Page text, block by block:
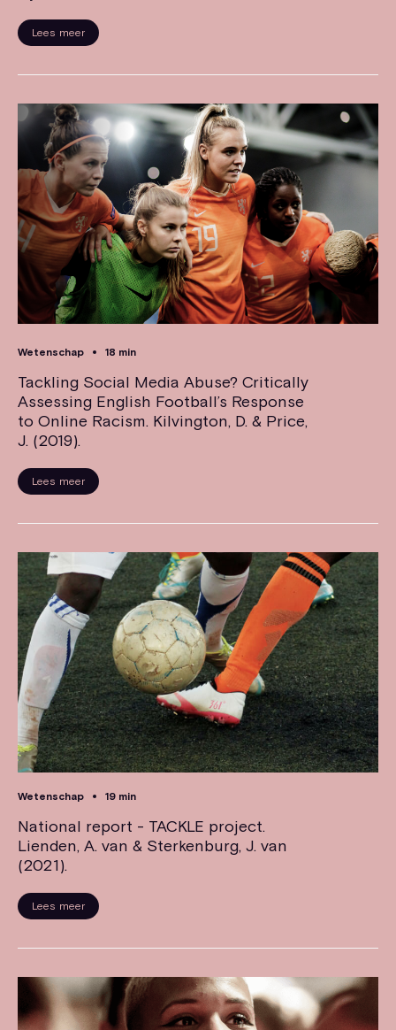
Lees meer
Wetenschap 18 min
Tackling Social Media Abuse? Critically
Assessing English Football’s Response
to Online Racism. Kilvington, D. & Price,
J. (2019).
Lees meer
Wetenschap 19 min
National report - TACKLE project.
Lienden, A. van & Sterkenburg, J. van
(2021).
Lees meer